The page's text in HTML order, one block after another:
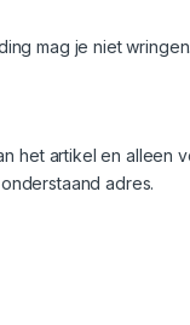
mag je niet wringen.
artikel en alleen
adres.